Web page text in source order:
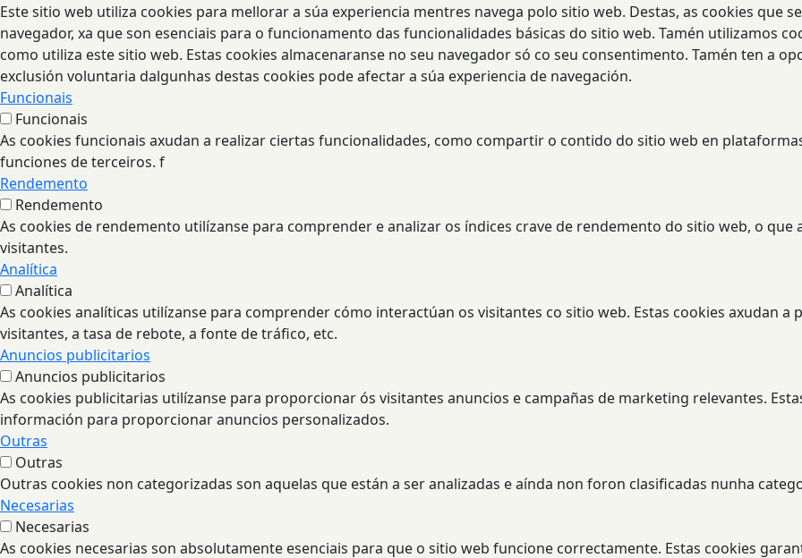
Este sitio web utiliza cookies para mellorar a súa experiencia mentres navega polo sitio web. Destas, as cookies que
navegador, xa que son esenciais para o funcionamento das funcionalidades básicas do sitio web. Tamén utilizamos
como utiliza este sitio web. Estas cookies almacenaranse no seu navegador só co seu consentimento. Tamén ten a
exclusión voluntaria dalgunhas destas cookies pode afectar a súa experiencia de navegación.
Funcionais
Funcionais
As cookies funcionais axudan a realizar ciertas funcionalidades, como compartir o contido do sitio web en
funciones de terceiros. f
Rendemento
Rendemento
As cookies de rendemento utilízanse para comprender e analizar os índices crave de rendemento do sitio web, o
visitantes.
Analítica
Analítica
As cookies analíticas utilízanse para comprender cómo interactúan os visitantes co sitio web. Estas cookies axudan
visitantes, a tasa de rebote, a fonte de tráfico, etc.
Anuncios publicitarios
Anuncios publicitarios
As cookies publicitarias utilízanse para proporcionar ós visitantes anuncios e campañas de marketing relevantes.
información para proporcionar anuncios personalizados.
Outras
Outras
Outras cookies non categorizadas son aquelas que están a ser analizadas e aínda non foron clasificadas nunha
Necesarias
Necesarias
As cookies necesarias son absolutamente esenciais para que o sitio web funcione correctamente. Estas cookies